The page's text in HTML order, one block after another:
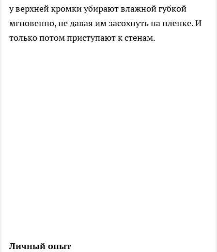
у верхней кромки убирают влажной губкой
мгновенно, не давая им засохнуть на пленке. И
только потом приступают к стенам.
Личный опыт